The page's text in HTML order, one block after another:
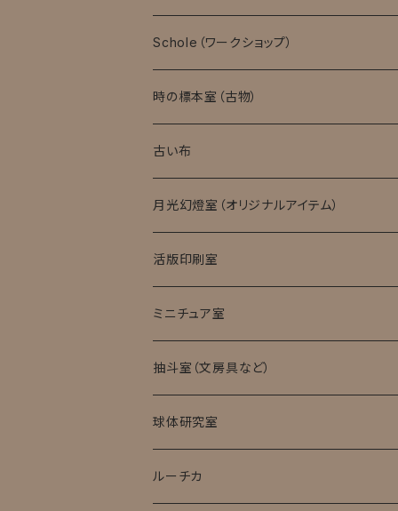
モバイル顕微鏡
実験消耗品
キット・完成品
Schole（ワークショップ）
時の標本室（古物）
ローマングラス
古い布
月光幻燈室（オリジナルアイテム）
活版印刷室
ミニチュア室
ミニチュア試験管入標本
抽斗室（文房具など）
球体研究室
ルーチカ